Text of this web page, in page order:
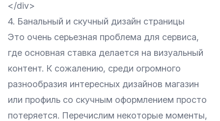
</div>
4. Банальный и скучный дизайн страницы
Это очень серьезная проблема для сервиса,
где основная ставка делается на визуальный
контент. К сожалению, среди огромного
разнообразия интересных дизайнов магазин
или профиль со скучным оформлением просто
потеряется. Перечислим некоторые моменты,